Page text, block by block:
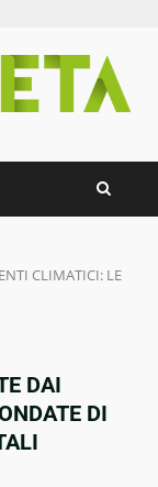
CLIMATICI: LE
DAI
DI